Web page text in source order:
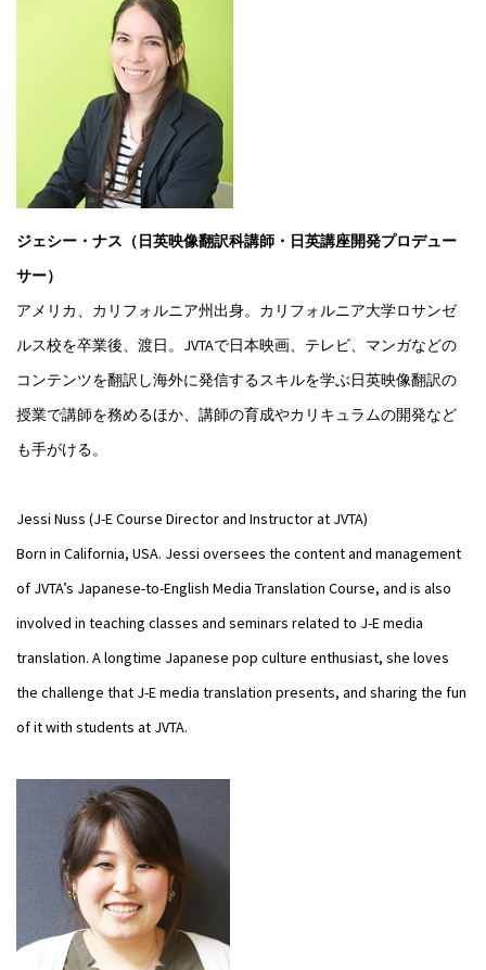
ジェシー・ナス（日英映像翻訳科講師・日英講座開発プロデュー
サー）
アメリカ、カリフォルニア州出身。カリフォルニア大学ロサンゼ
ルス校を卒業後、渡日。JVTAで日本映画、テレビ、マンガなどの
コンテンツを翻訳し海外に発信するスキルを学ぶ日英映像翻訳の
授業で講師を務めるほか、講師の育成やカリキュラムの開発など
も手がける。
Jessi Nuss (J-E Course Director and Instructor at JVTA)
Born in California, USA. Jessi oversees the content and management
of JVTA’s Japanese-to-English Media Translation Course, and is also
involved in teaching classes and seminars related to J-E media
translation. A longtime Japanese pop culture enthusiast, she loves
the challenge that J-E media translation presents, and sharing the fun
of it with students at JVTA.